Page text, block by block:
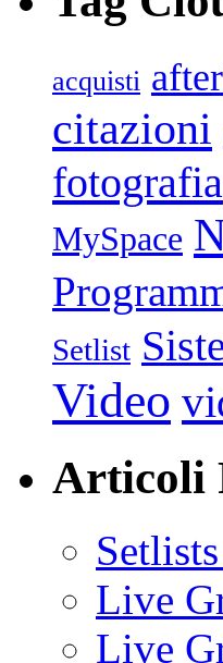
acquisti
citazioni
fotografia
MySpace
Setlist
Video
Articoli
Live
Live